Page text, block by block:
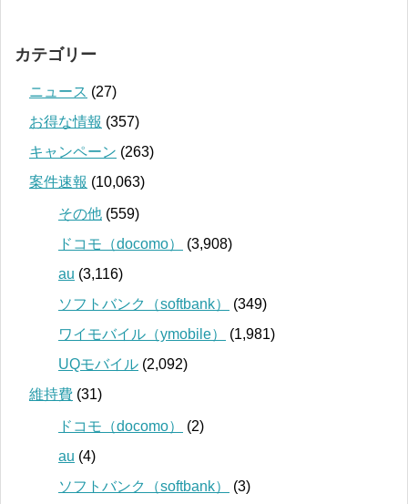
カテゴリー
ニュース (27)
お得な情報 (357)
キャンペーン (263)
案件速報 (10,063)
その他 (559)
ドコモ（docomo）
(3,908)
au (3,116)
ソフトバンク（softbank）
(349)
ワイモバイル（ymobile）
(1,981)
UQモバイル (2,092)
維持費 (31)
ドコモ（docomo）
(2)
au (4)
ソフトバンク（softbank）
(3)